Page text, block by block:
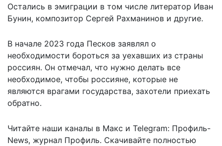
Остались в эмиграции в том числе литератор Иван
Бунин, композитор Сергей Рахманинов и другие.
В начале 2023 года Песков заявлял о
необходимости бороться за уехавших из страны
россиян. Он отмечал, что нужно делать все
необходимое, чтобы россияне, которые не
являются врагами государства, захотели приехать
обратно.
Читайте наши каналы в Макс и Telegram: Профиль-
News, журнал Профиль. Скачивайте полностью